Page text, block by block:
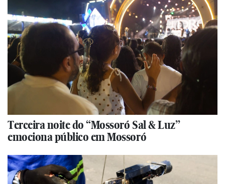
Terceira noite do “Mossoró Sal & Luz”
emociona público em Mossoró